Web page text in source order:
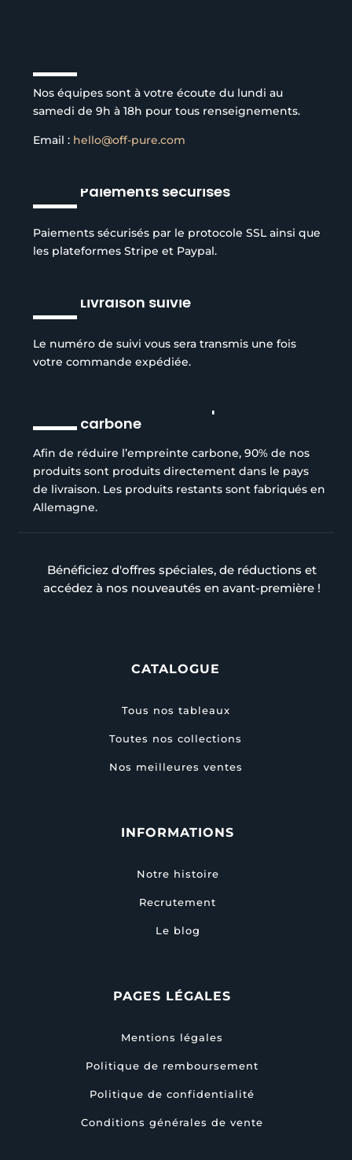
Nos équipes sont à votre écoute du lundi au
samedi de 9h à 18h pour tous renseignements.
Email : hello@off-pure.com
Paiements sécurisés
Paiements sécurisés par le protocole SSL ainsi que
les plateformes Stripe et Paypal.
Livraison suivie
Le numéro de suivi vous sera transmis une fois
votre commande expédiée.
Réduction de l’empreinte
carbone
Afin de réduire l’empreinte carbone, 90% de nos
produits sont produits directement dans le pays
de livraison. Les produits restants sont fabriqués en
Allemagne.
Bénéficiez d'offres spéciales, de réductions et
accédez à nos nouveautés en avant-première !
CATALOGUE
Tous nos tableaux
Toutes nos collections
Nos meilleures ventes
INFORMATIONS
Notre histoire
Recrutement
Le blog
PAGES LÉGALES
Mentions légales
Politique de remboursement
Politique de confidentialité
Conditions générales de vente